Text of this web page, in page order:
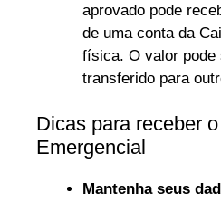
aprovado pode
de uma conta da
física. O valor pode
transferido para
Dicas para receber
Emergencial
Mantenha seus